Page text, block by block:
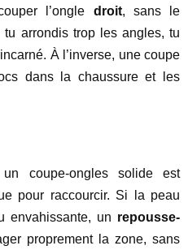
l’ongle droit, sans le
tu arrondis trop les angles, tu
À l’inverse, une coupe
dans la chaussure et les
coupe-ongles solide est
pour raccourcir. Si la peau
envahissante, un repousse-
proprement la zone, sans